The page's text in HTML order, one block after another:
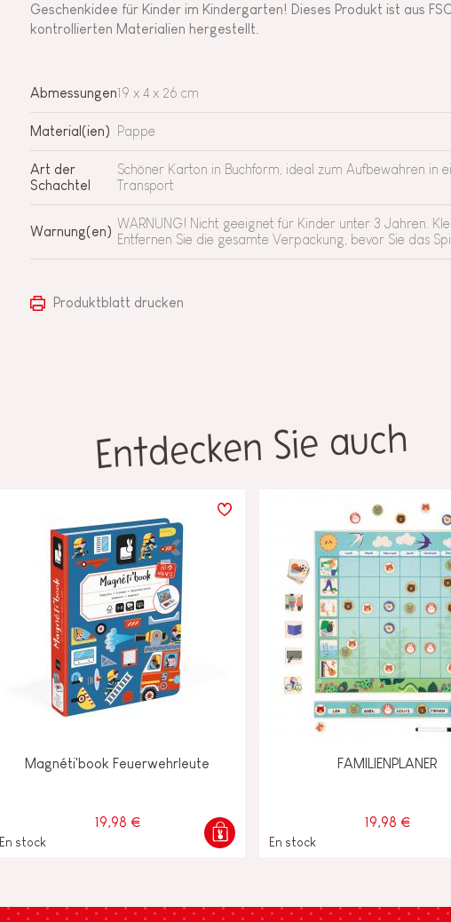
Geschenkidee für Kinder im Kindergarten! Dieses Produkt ist aus
kontrollierten Materialien hergestellt.
Abmessungen19 x 4 x 26 cm
Material(ien) Pappe
Art der
Schachtel
Schöner Karton in Buchform, ideal zum Aufbewahren in
Transport
Warnung(en)
WARNUNG! Nicht geeignet für Kinder unter 3 Jahren.
Entfernen Sie die gesamte Verpackung, bevor Sie das
Produktblatt drucken
Entdecken Sie auch
Magnéti'book Feuerwehrleute
19,98 €
En stock
FAMILIENPLANER
19,98 €
En stock